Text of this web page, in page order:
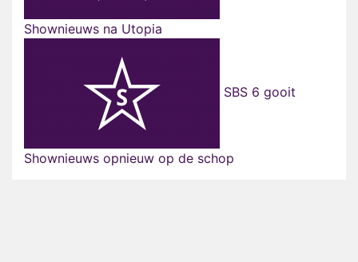
Shownieuws na Utopia
SBS 6 gooit
Shownieuws opnieuw op de schop